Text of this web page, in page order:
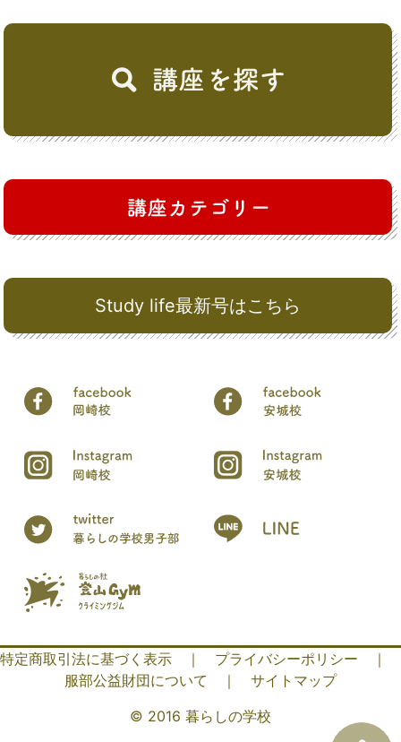
Study life最新号はこちら
特定商取引法に基づく表示 ｜ プライバシーポリシー
｜
服部公益財団について
｜
サイトマップ
© 2016 暮らしの学校